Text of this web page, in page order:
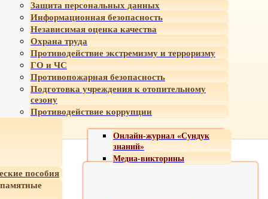
Защита персональных данных
Информационная безопасность
Независимая оценка качества
Охрана труда
Противодействие экстремизму и терроризму
ГО и ЧС
Противопожарная безопасность
Подготовка учреждения к отопительному
сезону
Противодействие коррупции
Онлайн-журнал «Сундук
знаний»
Медиа-викторины
пособия